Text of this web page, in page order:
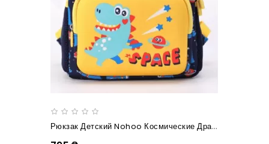
Рюкзак Детский Nohoo Космические Драконы Большой